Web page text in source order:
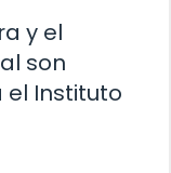
y el
son
Instituto